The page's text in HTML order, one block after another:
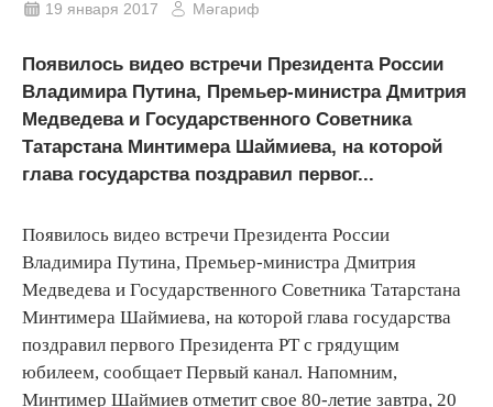
19 января 2017 Мәгариф
Появилось видео встречи Президента России
Владимира Путина, Премьер-министра Дмитрия
Медведева и Государственного Советника
Татарстана Минтимера Шаймиева, на которой
глава государства поздравил первог...
Появилось видео встречи Президента России
Владимира Путина, Премьер-министра Дмитрия
Медведева и Государственного Советника Татарстана
Минтимера Шаймиева, на которой глава государства
поздравил первого Президента РТ с грядущим
юбилеем, сообщает Первый канал. Напомним,
Минтимер Шаймиев отметит свое 80-летие завтра, 20